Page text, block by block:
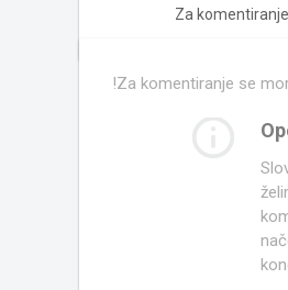
Za
!Za komentiranje se